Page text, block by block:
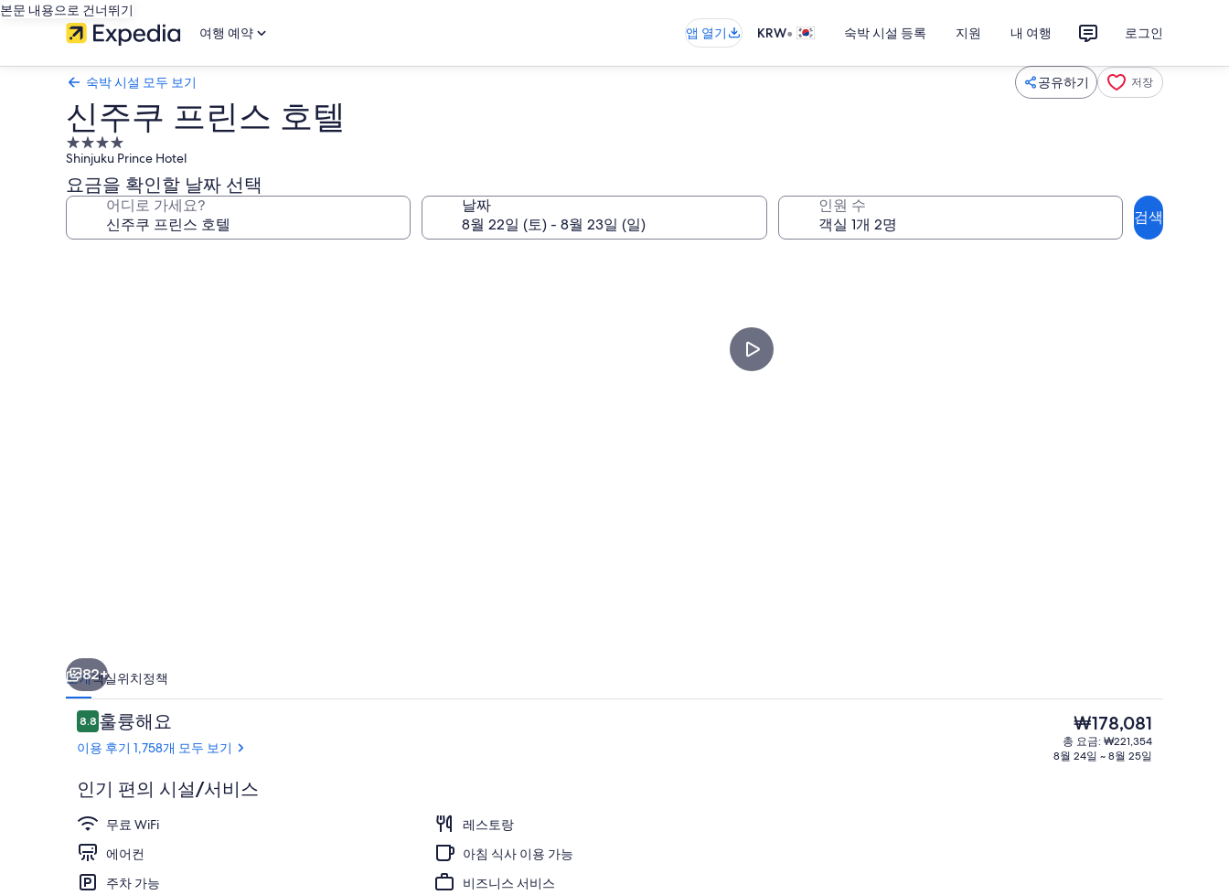
본문 내용으로 건너뛰기
여행 예약
앱 열기 KRW• 숙박 시설 등록 지원 내 여행 로그인
숙박 시설 모두 보기 공유하기 저장
신주쿠 프린스 호텔
4.0
성
급
숙
시
Shinjuku Prince Hotel
요금을 확인할 날짜 선택
어디로 가세요? 날짜 인원 수
검색
숙박 시설 구내
82+
소개객실위치정책
이
용
후
8.810점 만점 중 8.8점.
훌륭해요
이용 후기 1,758개 모두 보기
인기 편의 시설/서비스
무료 WiFi
레스토랑
에어컨
아침 식사 이용 가능
주차 가능
비즈니스 서비스
현
재
가
₩178,081
총 요금: ₩221,354
8월 24일 ~ 8월 25일